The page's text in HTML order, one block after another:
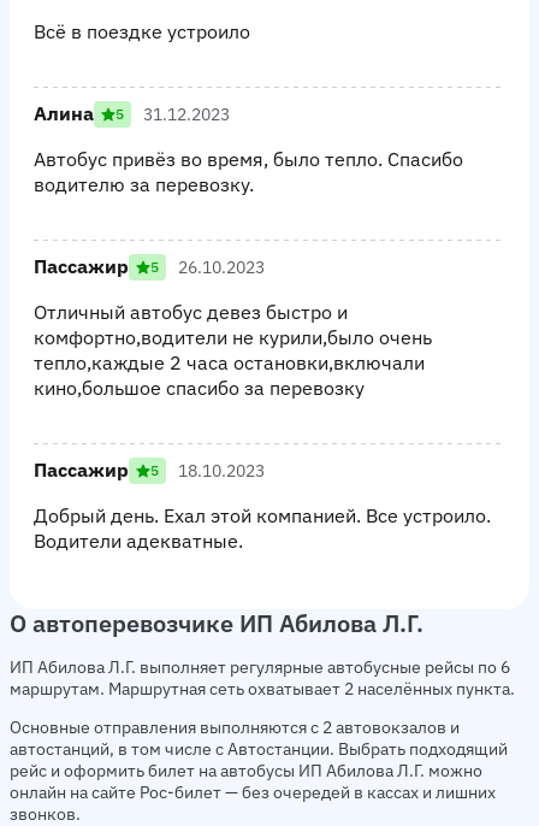
Всё в поездке устроило
Алина 5 31.12.2023
Автобус привёз во время, было тепло. Спасибо
водителю за перевозку.
Пассажир 5 26.10.2023
Отличный автобус девез быстро и
комфортно,водители не курили,было очень
тепло,каждые 2 часа остановки,включали
кино,большое спасибо за перевозку
Пассажир 5 18.10.2023
Добрый день. Ехал этой компанией. Все устроило.
Водители адекватные.
О автоперевозчике ИП Абилова Л.Г.
ИП Абилова Л.Г. выполняет регулярные автобусные рейсы по 6
маршрутам. Маршрутная сеть охватывает 2 населённых пункта.
Основные отправления выполняются с 2 автовокзалов и
автостанций, в том числе с Автостанции. Выбрать подходящий
рейс и оформить билет на автобусы ИП Абилова Л.Г. можно
онлайн на сайте Рос-билет — без очередей в кассах и лишних
звонков.